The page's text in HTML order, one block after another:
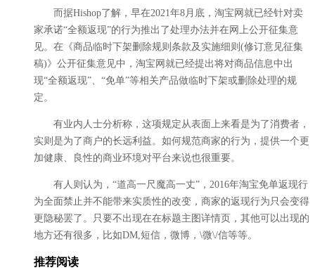
而据Hishop了解，早在2021年8月底，淘宝网就已经针对卖
家承诺“全额返现”的行为推出了处理办法并在网上公开征集意
见。在《商品临时下架删除规则条款及实施细则(修订意见征集
稿)》公开征集意见中，淘宝网就已经提出将对商品信息中出
现“全额返现”、“免单”等相关产品做临时下架或删除处理的规
定。
有业内人士分析称，这项规定从表面上来看是为了消费者，
实则是为了商户的长远利益。如何规范商家的行为，提供一个更
加健康、良性的商业环境对平台来说也很重要。
有人则认为，“道高一尺魔高一丈”，2016年淘宝免单返现行
为全面禁止并不能带来实质性的改变，商家的返现行为只会变得
更隐秘罢了。只要不出现在在标题主图详情页，其他可以出现的
地方还有很多，比如DM,短信，微博，\微\/信等等。
推荐阅读